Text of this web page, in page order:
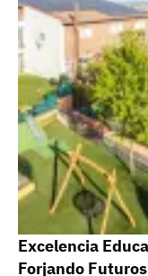
Excelencia
Forjando